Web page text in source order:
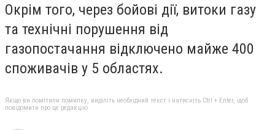
Окрім того, через бойові дії, витоки газу
та технічні порушення від
газопостачання відключено майже 400
споживачів у 5 областях.
Якщо ви помітили помилку, виділіть необхідний текст і натисніть Ctrl + Enter, щоб
повідомити про це редакцію